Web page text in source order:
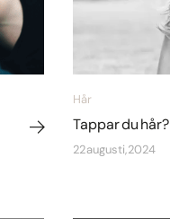
Hår
Tappar du hår?
22 augusti, 2024